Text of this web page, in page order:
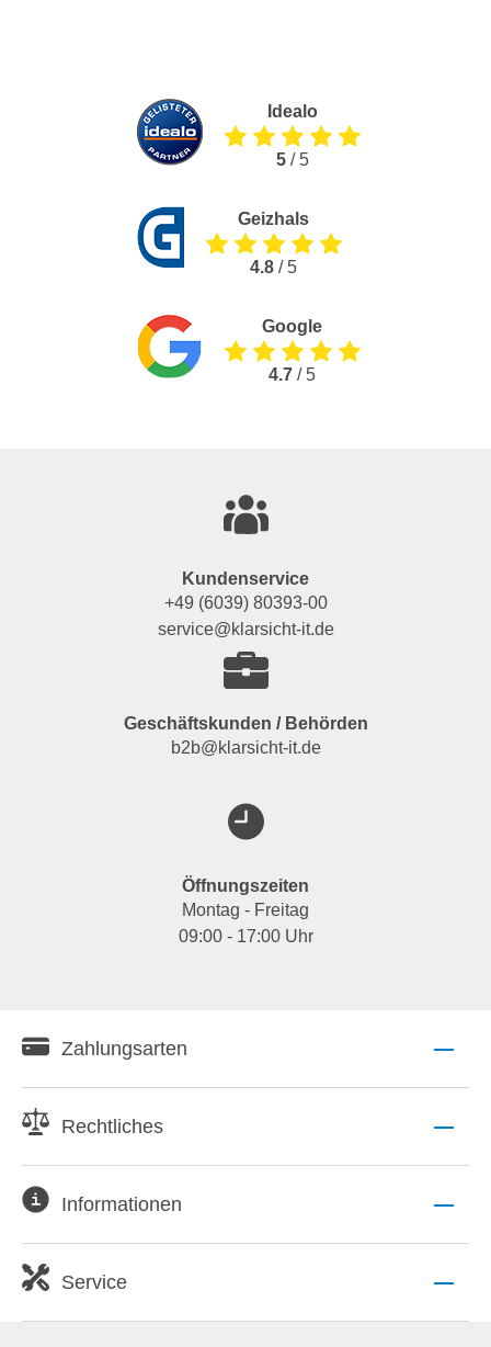
Idealo
5/ 5
Geizhals
4.8 / 5
Google
4.7 / 5
Kundenservice
+49 (6039) 80393-00
service@klarsicht-it.de
Geschäftskunden / Behörden
b2b@klarsicht-it.de
Öffnungszeiten
Montag - Freitag
09:00 - 17:00 Uhr
Zahlungsarten
Rechtliches
Informationen
Service